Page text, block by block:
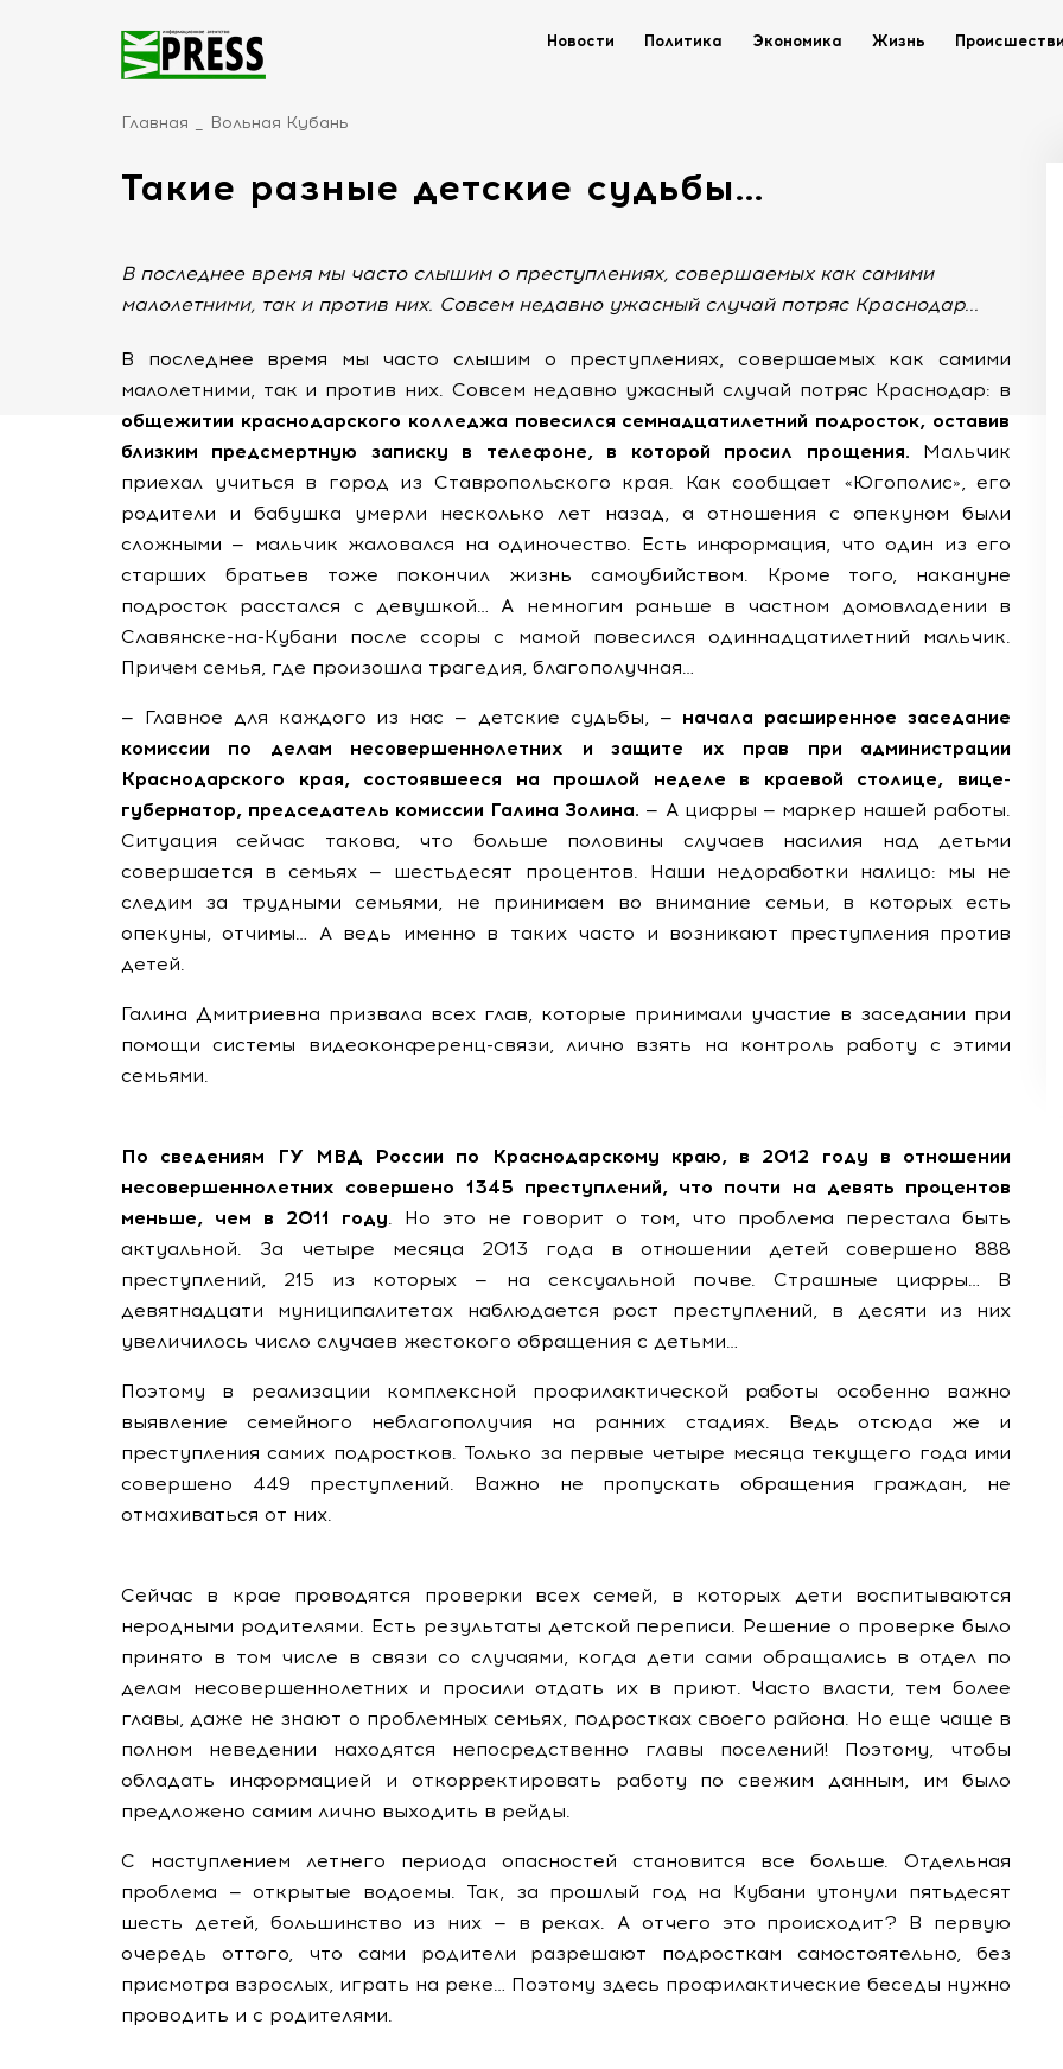
Новости Политика Экономика Жизнь
Главная Вольная Кубань
Такие разные детские судьбы…
В последнее время мы часто слышим о преступлениях, совершаемых как самими
малолетними, так и против них. Совсем недавно ужасный случай потряс Краснодар...
В последнее время мы часто слышим о преступлениях, совершаемых как самими
малолетними, так и против них. Совсем недавно ужасный случай потряс Краснодар: в
общежитии краснодарского колледжа повесился семнадцатилетний подросток, оставив
близким предсмертную записку в телефоне, в которой просил прощения. Мальчик
приехал учиться в город из Ставропольского края. Как сообщает «Югополис», его
родители и бабушка умерли несколько лет назад, а отношения с опекуном были
сложными — мальчик жаловался на одиночество. Есть информация, что один из его
старших братьев тоже покончил жизнь самоубийством. Кроме того, накануне
подросток расстался с девушкой… А немногим раньше в частном домовладении в
Славянске-на-Кубани после ссоры с мамой повесился одиннадцатилетний мальчик.
Причем семья, где произошла трагедия, благополучная…
— Главное для каждого из нас — детские судьбы, — начала расширенное заседание
комиссии по делам несовершеннолетних и защите их прав при администрации
Краснодарского края, состоявшееся на прошлой неделе в краевой столице, вице-
губернатор, председатель комиссии Галина Золина. — А цифры — маркер нашей работы.
Ситуация сейчас такова, что больше половины случаев насилия над детьми
совершается в семьях — шестьдесят процентов. Наши недоработки налицо: мы не
следим за трудными семьями, не принимаем во внимание семьи, в которых есть
опекуны, отчимы… А ведь именно в таких часто и возникают преступления против
детей.
Галина Дмитриевна призвала всех глав, которые принимали участие в заседании при
помощи системы видеоконференц-связи, лично взять на контроль работу с этими
семьями.
По сведениям ГУ МВД России по Краснодарскому краю, в 2012 году в отношении
несовершеннолетних совершено 1345 преступлений, что почти на девять процентов
меньше, чем в 2011 году. Но это не говорит о том, что проблема перестала быть
актуальной. За четыре месяца 2013 года в отношении детей совершено 888
преступлений, 215 из которых — на сексуальной почве. Страшные цифры… В
девятнадцати муниципалитетах наблюдается рост преступлений, в десяти из них
увеличилось число случаев жестокого обращения с детьми…
Поэтому в реализации комплексной профилактической работы особенно важно
выявление семейного неблагополучия на ранних стадиях. Ведь отсюда же и
преступления самих подростков. Только за первые четыре месяца текущего года ими
совершено 449 преступлений. Важно не пропускать обращения граждан, не
отмахиваться от них.
Сейчас в крае проводятся проверки всех семей, в которых дети воспитываются
неродными родителями. Есть результаты детской переписи. Решение о проверке было
принято в том числе в связи со случаями, когда дети сами обращались в отдел по
делам несовершеннолетних и просили отдать их в приют. Часто власти, тем более
главы, даже не знают о проблемных семьях, подростках своего района. Но еще чаще в
полном неведении находятся непосредственно главы поселений! Поэтому, чтобы
обладать информацией и откорректировать работу по свежим данным, им было
предложено самим лично выходить в рейды.
С наступлением летнего периода опасностей становится все больше. Отдельная
проблема — открытые водоемы. Так, за прошлый год на Кубани утонули пятьдесят
шесть детей, большинство из них — в реках. А отчего это происходит? В первую
очередь оттого, что сами родители разрешают подросткам самостоятельно, без
присмотра взрослых, играть на реке… Поэтому здесь профилактические беседы нужно
проводить и с родителями.